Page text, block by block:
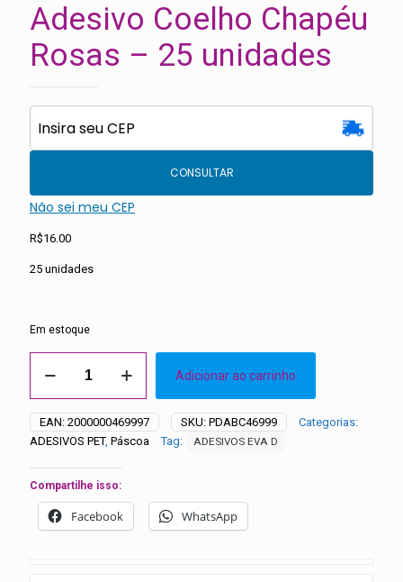
Adesivo Coelho Chapéu
Rosas – 25 unidades
CONSULTAR
Não sei meu CEP
R$16.00
25 unidades
Em estoque
Coelho
Rosas
-
25
quantidade
Adicionar ao carrinho
EAN: 2000000469997 SKU: PDABC46999
Categorias:
ADESIVOS PET, Páscoa Tag: ADESIVOS EVA D
Compartilhe isso:
Facebook WhatsApp